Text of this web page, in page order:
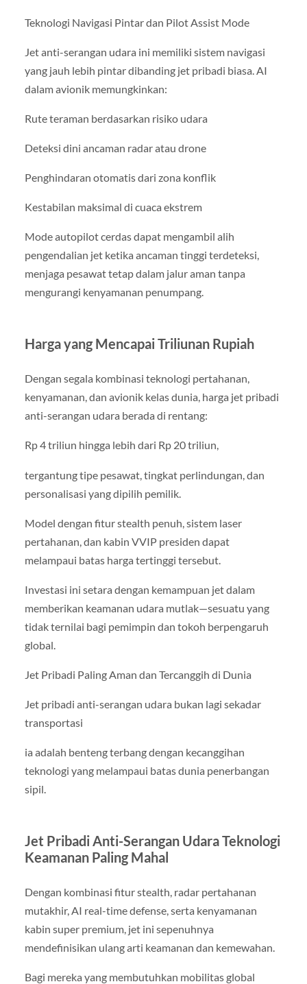
Teknologi Navigasi Pintar dan Pilot Assist Mode
Jet anti-serangan udara ini memiliki sistem navigasi
yang jauh lebih pintar dibanding jet pribadi biasa. AI
dalam avionik memungkinkan:
Rute teraman berdasarkan risiko udara
Deteksi dini ancaman radar atau drone
Penghindaran otomatis dari zona konflik
Kestabilan maksimal di cuaca ekstrem
Mode autopilot cerdas dapat mengambil alih
pengendalian jet ketika ancaman tinggi terdeteksi,
menjaga pesawat tetap dalam jalur aman tanpa
mengurangi kenyamanan penumpang.
Harga yang Mencapai Triliunan Rupiah
Dengan segala kombinasi teknologi pertahanan,
kenyamanan, dan avionik kelas dunia, harga jet pribadi
anti-serangan udara berada di rentang:
Rp 4 triliun hingga lebih dari Rp 20 triliun,
tergantung tipe pesawat, tingkat perlindungan, dan
personalisasi yang dipilih pemilik.
Model dengan fitur stealth penuh, sistem laser
pertahanan, dan kabin VVIP presiden dapat
melampaui batas harga tertinggi tersebut.
Investasi ini setara dengan kemampuan jet dalam
memberikan keamanan udara mutlak—sesuatu yang
tidak ternilai bagi pemimpin dan tokoh berpengaruh
global.
Jet Pribadi Paling Aman dan Tercanggih di Dunia
Jet pribadi anti-serangan udara bukan lagi sekadar
transportasi
ia adalah benteng terbang dengan kecanggihan
teknologi yang melampaui batas dunia penerbangan
sipil.
Jet Pribadi Anti-Serangan Udara Teknologi
Keamanan Paling Mahal
Dengan kombinasi fitur stealth, radar pertahanan
mutakhir, AI real-time defense, serta kenyamanan
kabin super premium, jet ini sepenuhnya
mendefinisikan ulang arti keamanan dan kemewahan.
Bagi mereka yang membutuhkan mobilitas global